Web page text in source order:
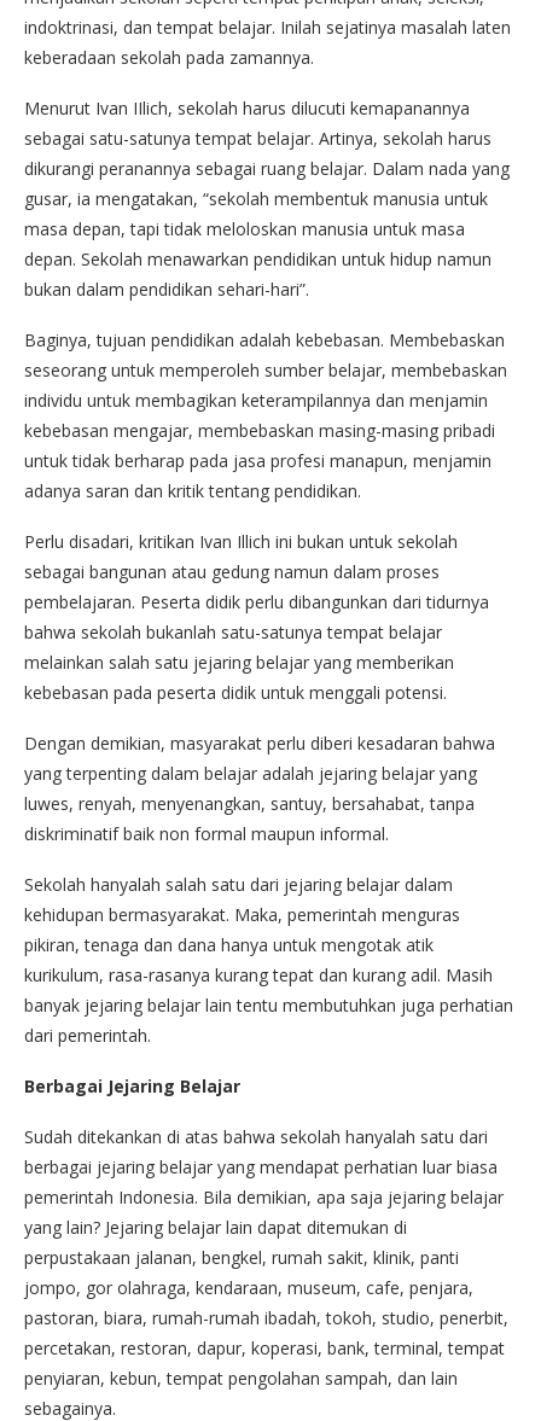
indoktrinasi, dan tempat belajar. Inilah sejatinya masalah laten
keberadaan sekolah pada zamannya.
Menurut Ivan IIlich, sekolah harus dilucuti kemapanannya
sebagai satu-satunya tempat belajar. Artinya, sekolah harus
dikurangi peranannya sebagai ruang belajar. Dalam nada yang
gusar, ia mengatakan, “sekolah membentuk manusia untuk
masa depan, tapi tidak meloloskan manusia untuk masa
depan. Sekolah menawarkan pendidikan untuk hidup namun
bukan dalam pendidikan sehari-hari”.
Baginya, tujuan pendidikan adalah kebebasan. Membebaskan
seseorang untuk memperoleh sumber belajar, membebaskan
individu untuk membagikan keterampilannya dan menjamin
kebebasan mengajar, membebaskan masing-masing pribadi
untuk tidak berharap pada jasa profesi manapun, menjamin
adanya saran dan kritik tentang pendidikan.
Perlu disadari, kritikan Ivan Illich ini bukan untuk sekolah
sebagai bangunan atau gedung namun dalam proses
pembelajaran. Peserta didik perlu dibangunkan dari tidurnya
bahwa sekolah bukanlah satu-satunya tempat belajar
melainkan salah satu jejaring belajar yang memberikan
kebebasan pada peserta didik untuk menggali potensi.
Dengan demikian, masyarakat perlu diberi kesadaran bahwa
yang terpenting dalam belajar adalah jejaring belajar yang
luwes, renyah, menyenangkan, santuy, bersahabat, tanpa
diskriminatif baik non formal maupun informal.
Sekolah hanyalah salah satu dari jejaring belajar dalam
kehidupan bermasyarakat. Maka, pemerintah menguras
pikiran, tenaga dan dana hanya untuk mengotak atik
kurikulum, rasa-rasanya kurang tepat dan kurang adil. Masih
banyak jejaring belajar lain tentu membutuhkan juga perhatian
dari pemerintah.
Berbagai Jejaring Belajar
Sudah ditekankan di atas bahwa sekolah hanyalah satu dari
berbagai jejaring belajar yang mendapat perhatian luar biasa
pemerintah Indonesia. Bila demikian, apa saja jejaring belajar
yang lain? Jejaring belajar lain dapat ditemukan di
perpustakaan jalanan, bengkel, rumah sakit, klinik, panti
jompo, gor olahraga, kendaraan, museum, cafe, penjara,
pastoran, biara, rumah-rumah ibadah, tokoh, studio, penerbit,
percetakan, restoran, dapur, koperasi, bank, terminal, tempat
penyiaran, kebun, tempat pengolahan sampah, dan lain
sebagainya.